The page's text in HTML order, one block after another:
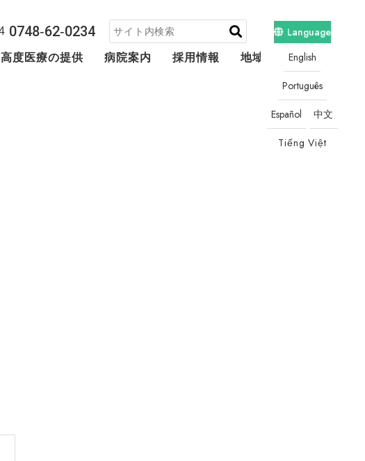
0748‐62‐0234
Language
English
Português
Español 中文
Tiếng Việt
高度医療の提供 病院案内 採用情報 地域連携・相談